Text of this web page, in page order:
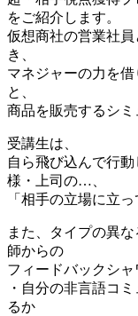
をご紹介します。
仮想商社の営業社
き、
マネジャーの力を
と、
商品を販売するシミ
受講生は、
自ら飛び込んで行
様・上司の…、
「相手の立場に立
また、タイプの異
師からの
フィードバックシャ
・自分の非言語コ
るか